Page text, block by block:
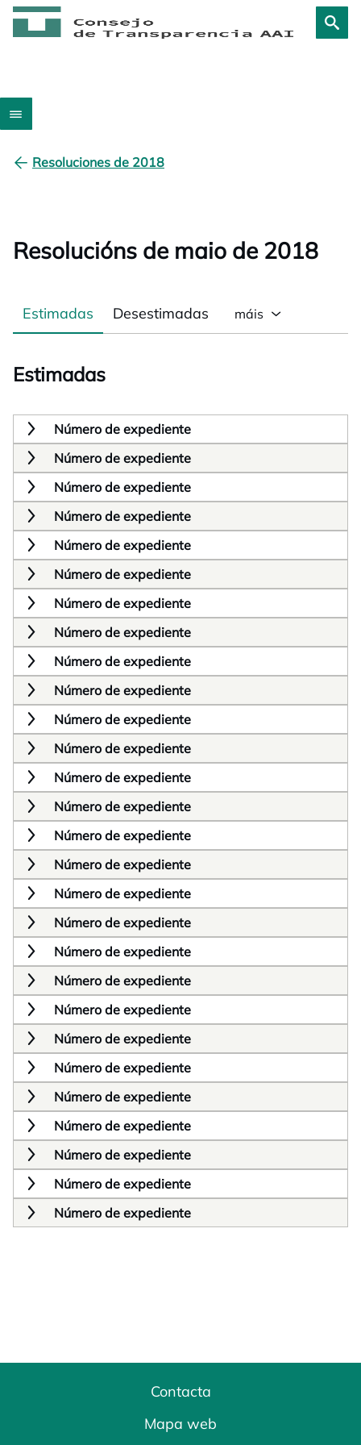
Resoluciones de 2018
Resolucións de maio de 2018
Estimadas Desestimadas máis
Estimadas
Número de expediente
Número de expediente
Número de expediente
Número de expediente
Número de expediente
Número de expediente
Número de expediente
Número de expediente
Número de expediente
Número de expediente
Número de expediente
Número de expediente
Número de expediente
Número de expediente
Número de expediente
Número de expediente
Número de expediente
Número de expediente
Número de expediente
Número de expediente
Número de expediente
Número de expediente
Número de expediente
Número de expediente
Número de expediente
Número de expediente
Número de expediente
Número de expediente
Contacta
Mapa web